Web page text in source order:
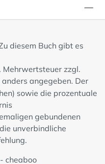
diesem Buch gibt es
Mehrwertsteuer zzgl.
anders angegeben. Der
sowie die prozentuale
gebundenen
unverbindliche
cheaboo